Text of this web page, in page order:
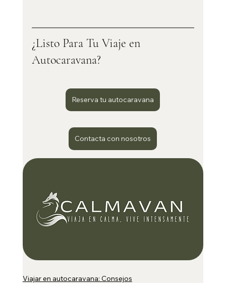
¿Listo Para Tu Viaje en
Autocaravana?
Reserva tu autocaravana
Contacta con nosotros
Viajar en autocaravana: Consejos